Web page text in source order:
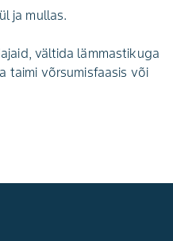
ja mullas.
vältida lämmastikuga
taimi võrsumisfaasis või